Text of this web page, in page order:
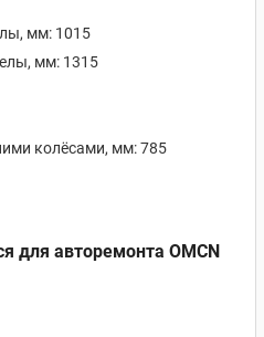
мм: 1015
мм: 1315
колёсами, мм: 785
для авторемонта OMCN